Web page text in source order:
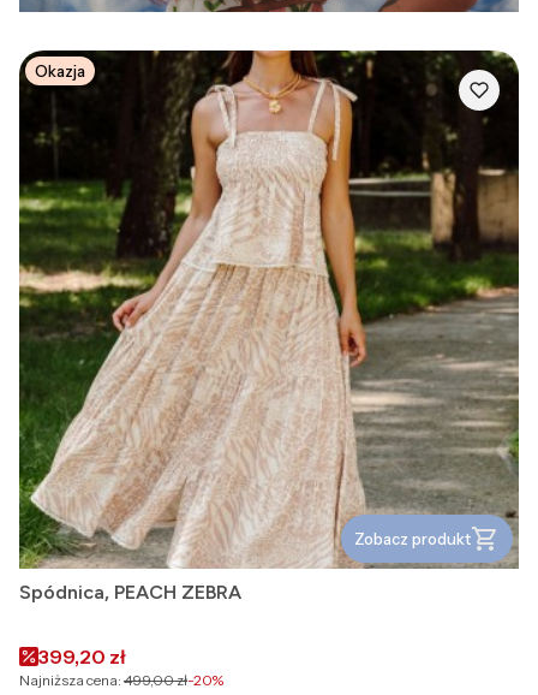
Okazja
Zobacz produkt
Spódnica, PEACH ZEBRA
Cena promocyjna
399,20 zł
Najniższa cena: 499,00 zł-20%